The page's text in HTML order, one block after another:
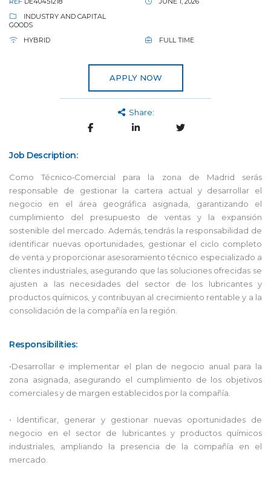
INDUSTRY AND CAPITAL
GOODS
HYBRID
FULL TIME
APPLY NOW
Share:
Job Description:
Como Técnico‑Comercial para la zona de Madrid serás
responsable de gestionar la cartera actual y desarrollar el
negocio en el área geográfica asignada, garantizando el
cumplimiento del presupuesto de ventas y la expansión
sostenible del mercado. Además, tendrás la responsabilidad de
identificar nuevas oportunidades, gestionar el ciclo completo
de venta y proporcionar asesoramiento técnico especializado a
clientes industriales, asegurando que las soluciones ofrecidas se
ajusten a las necesidades del sector de los lubricantes y
productos químicos, y contribuyan al crecimiento rentable y a la
consolidación de la compañía en la región.
Responsibilities:
•Desarrollar e implementar el plan de negocio anual para la
zona asignada, asegurando el cumplimiento de los objetivos
comerciales y de margen establecidos por la compañía.
• Identificar, generar y gestionar nuevas oportunidades de
negocio en el sector de lubricantes y productos químicos
industriales, ampliando la presencia de la compañía en el
mercado.